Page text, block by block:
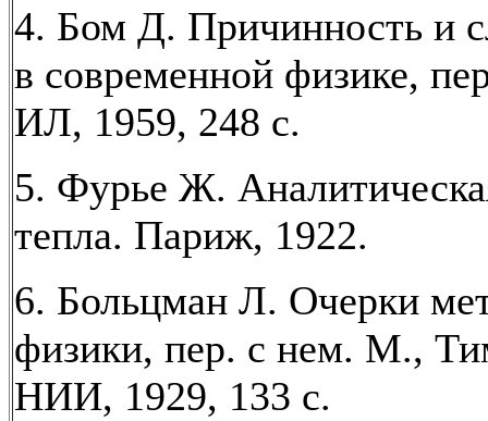
4. Бом Д. Причинность и
в современной физике,
ИЛ, 1959, 248 с.
5. Фурье Ж.
тепла. Париж, 1922.
6. Больцман Л. Очерки
физики, пер. с нем. М.,
НИИ, 1929, 133 с.